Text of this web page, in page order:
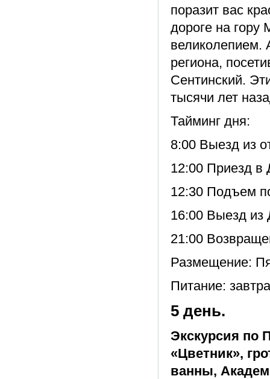
поразит вас
дороге на гору
великолепием.
региона,
Сентинский.
тысячи лет
Тайминг дня:
8:00 Выезд из
12:00 Приезд в
12:30 Подъем
16:00 Выезд из
21:00
Размещение:
Питание:
5 день.
Экскурсия по
«Цветник»,
ванны,